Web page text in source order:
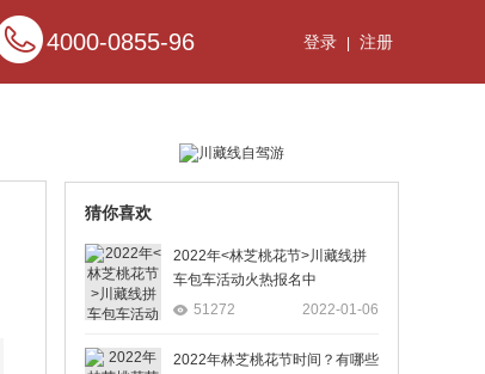
4000-0855-96 登录 注册
猜你喜欢
2022年<林芝桃花节>川藏线拼
车包车活动火热报名中
51272
2022-01-06
2022年林芝桃花节时间？有哪些